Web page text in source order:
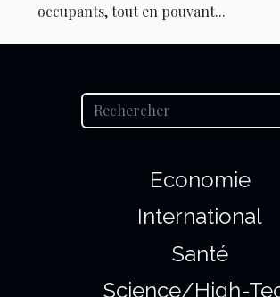
occupants, tout en pouvant...
Economie
International
Santé
Science/High-